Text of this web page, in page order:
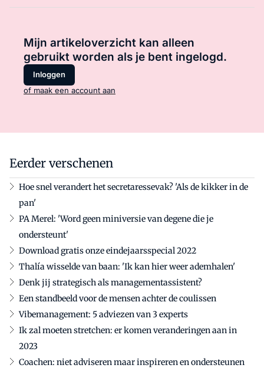
Mijn artikeloverzicht kan alleen
gebruikt worden als je bent ingelogd.
Inloggen
of maak een account aan
Eerder verschenen
Hoe snel verandert het secretaressevak? 'Als de kikker in de
pan'
PA Merel: 'Word geen miniversie van degene die je
ondersteunt'
Download gratis onze eindejaarsspecial 2022
Thalía wisselde van baan: 'Ik kan hier weer ademhalen'
Denk jij strategisch als managementassistent?
Een standbeeld voor de mensen achter de coulissen
Vibemanagement: 5 adviezen van 3 experts
Ik zal moeten stretchen: er komen veranderingen aan in
2023
Coachen: niet adviseren maar inspireren en ondersteunen